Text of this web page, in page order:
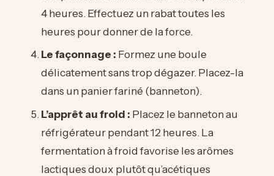
4 heures. Effectuez un rabat toutes les
heures pour donner de la force.
Le façonnage : Formez une boule
délicatement sans trop dégazer. Placez-la
dans un panier fariné (banneton).
L’apprêt au froid : Placez le banneton au
réfrigérateur pendant 12 heures. La
fermentation à froid favorise les arômes
lactiques doux plutôt qu’acétiques